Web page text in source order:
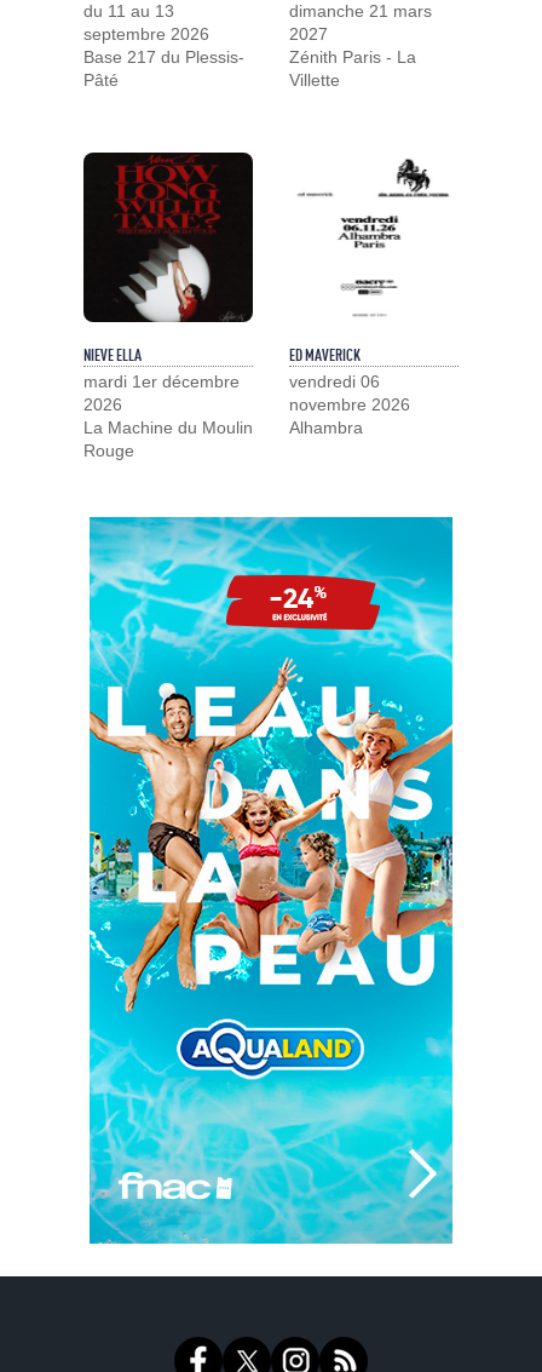
du 11 au 13
septembre 2026
Base 217 du Plessis-
Pâté
dimanche 21 mars
2027
Zénith Paris - La
Villette
NIEVE ELLA
mardi 1er décembre
2026
La Machine du Moulin
Rouge
ED MAVERICK
vendredi 06
novembre 2026
Alhambra